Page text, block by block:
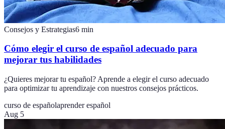
Consejos y Estrategias6 min
Cómo elegir el curso de español adecuado para
mejorar tus habilidades
¿Quieres mejorar tu español? Aprende a elegir el curso adecuado
para optimizar tu aprendizaje con nuestros consejos prácticos.
curso de españolaprender español
Aug 5